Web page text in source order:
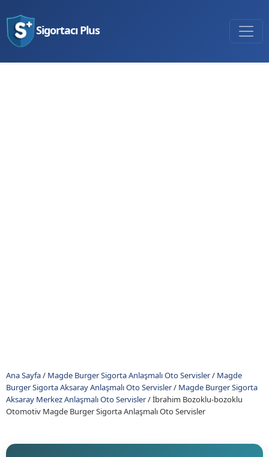
Sigortacı Plus
Ana Sayfa/ Magde Burger Sigorta Anlaşmalı Oto Servisler/ Magde
Burger Sigorta Aksaray Anlaşmalı Oto Servisler/ Magde Burger Sigorta
Aksaray Merkez Anlaşmalı Oto Servisler/İbrahim Bozoklu-bozoklu
Otomotiv Magde Burger Sigorta Anlaşmalı Oto Servisler